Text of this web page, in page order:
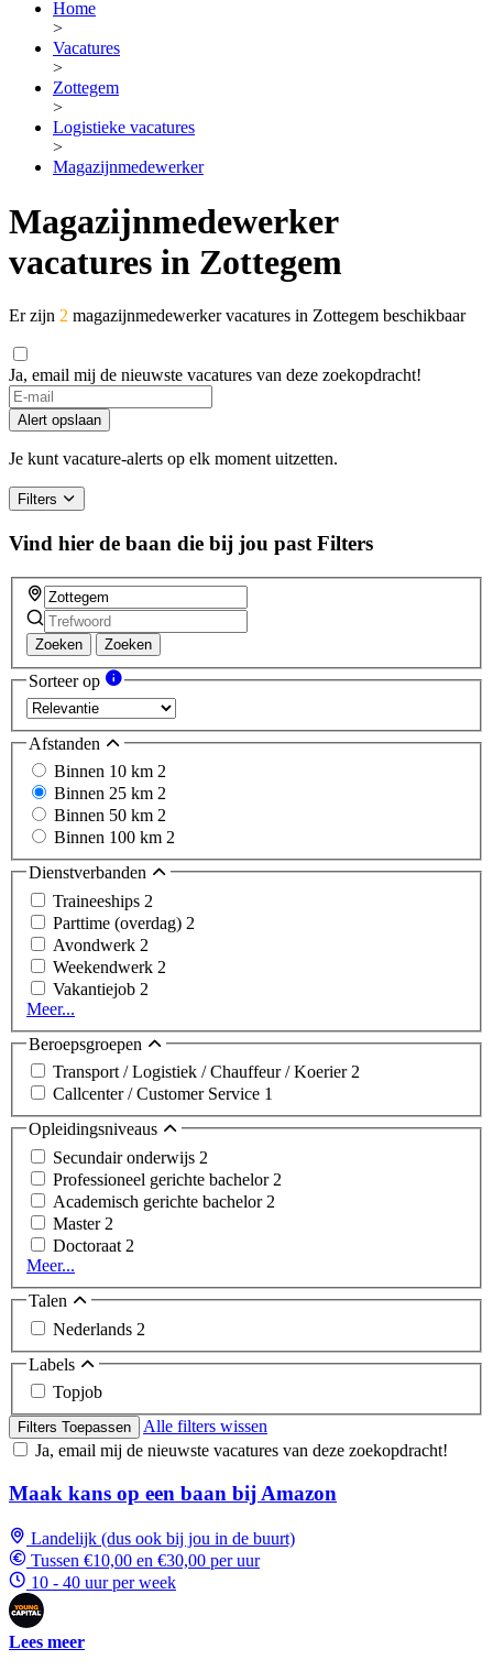
Home
>
Vacatures
>
Zottegem
>
Logistieke vacatures
>
Magazijnmedewerker
Magazijnmedewerker
vacatures in Zottegem
Er zijn 2 magazijnmedewerker vacatures in Zottegem beschikbaar
Ja, email mij de nieuwste vacatures van deze zoekopdracht!
If
you
are
a
ignore
this
field
Alert opslaan
Je kunt vacature-alerts op elk moment uitzetten.
Filters
Vind hier de baan die bij jou past Filters
Zoeken Zoeken
Sorteer op
Afstanden
Binnen 10 km 2
Binnen 25 km 2
Binnen 50 km 2
Binnen 100 km 2
Dienstverbanden
Traineeships 2
Parttime (overdag) 2
Avondwerk 2
Weekendwerk 2
Vakantiejob 2
Meer...
Beroepsgroepen
Transport / Logistiek / Chauffeur / Koerier2
Callcenter / Customer Service 1
Opleidingsniveaus
Secundair onderwijs 2
Professioneel gerichte bachelor 2
Academisch gerichte bachelor 2
Master 2
Doctoraat 2
Meer...
Talen
Nederlands 2
Labels
Topjob
Filters Toepassen
Alle filters wissen
Ja, email mij de nieuwste vacatures van deze zoekopdracht!
Maak kans op een baan bij Amazon
Landelijk (dus ook bij jou in de buurt)
Tussen €10,00 en €30,00 per uur
10 - 40 uur per week
Lees meer